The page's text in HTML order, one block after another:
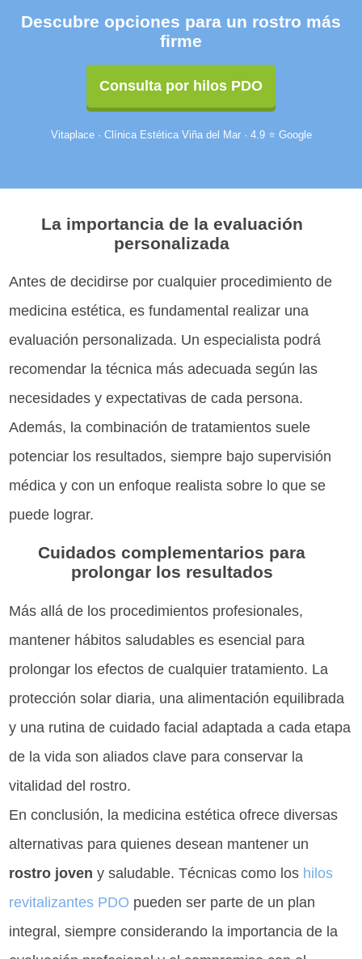
Descubre opciones para un rostro más
firme
Consulta por hilos PDO
Vitaplace · Clínica Estética Viña del Mar · 4.9 ⭐ Google
La importancia de la evaluación
personalizada
Antes de decidirse por cualquier procedimiento de
medicina estética, es fundamental realizar una
evaluación personalizada. Un especialista podrá
recomendar la técnica más adecuada según las
necesidades y expectativas de cada persona.
Además, la combinación de tratamientos suele
potenciar los resultados, siempre bajo supervisión
médica y con un enfoque realista sobre lo que se
puede lograr.
Cuidados complementarios para
prolongar los resultados
Más allá de los procedimientos profesionales,
mantener hábitos saludables es esencial para
prolongar los efectos de cualquier tratamiento. La
protección solar diaria, una alimentación equilibrada
y una rutina de cuidado facial adaptada a cada etapa
de la vida son aliados clave para conservar la
vitalidad del rostro.
En conclusión, la medicina estética ofrece diversas
alternativas para quienes desean mantener un
rostro joven y saludable. Técnicas como los hilos
revitalizantes PDO pueden ser parte de un plan
integral, siempre considerando la importancia de la